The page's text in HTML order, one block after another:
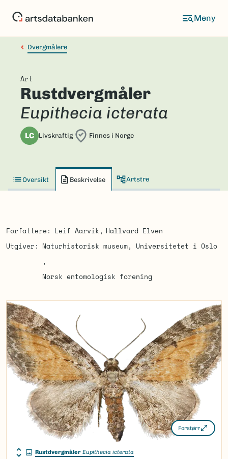
Dvergmålere
Art
Rustdvergmåler
Eupithecia icterata
LC Livskraftig Finnes i Norge
Oversikt Beskrivelse Artstre
Forfattere Leif Aarvik
Hallvard Elven
Utgiver
Naturhistorisk museum, Universitetet i Oslo
Norsk entomologisk forening
Forstørr
Rustdvergmåler Eupithecia icterata